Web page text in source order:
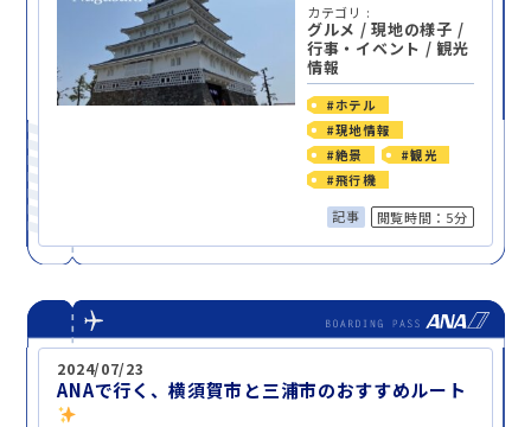
カテゴリ :
グルメ /現地の様子 /
行事・イベント / 観光
情報
#ホテル
#現地情報
#絶景
#観光
#飛行機
記事 閲覧時間：5分
2024/07/23
ANAで行く、横須賀市と三浦市のおすすめルート